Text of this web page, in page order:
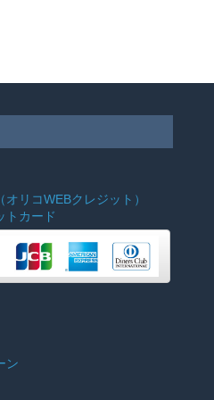
（オリコWEBクレジット）
トカード
ン